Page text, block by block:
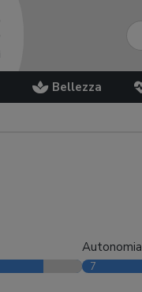
Bellezza
Autonomia
7